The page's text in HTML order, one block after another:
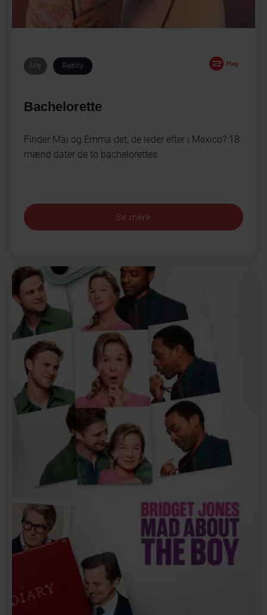
Maj Reality
Bachelorette
Finder Mai og Emma det, de leder efter i Mexico? 18
mænd dater de to bachelorettes.
Se mere